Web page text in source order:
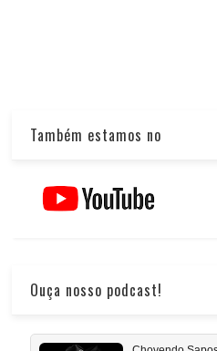
Também estamos no
Ouça nosso podcast!